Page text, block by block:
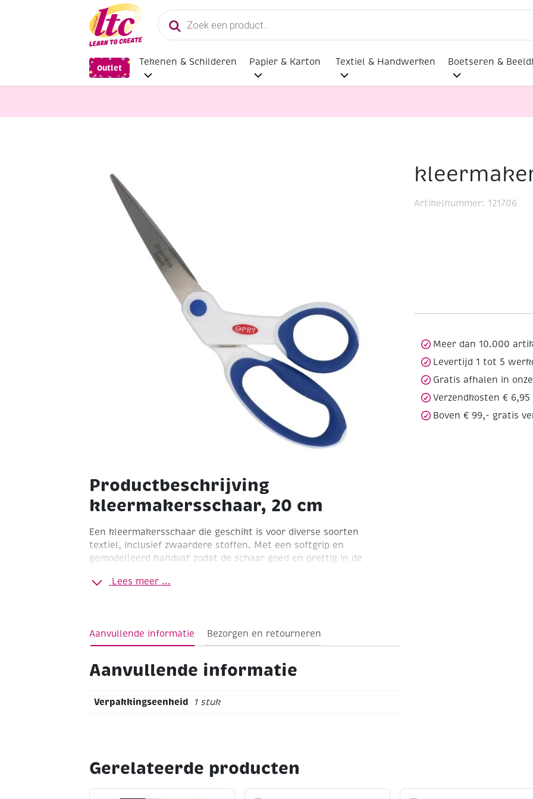
Producten
zoeken
Outlet
Tekenen & Schilderen Papier & Karton Textiel & Handwerken Boetseren &
scharen
Productbeschrijving
kleermakersschaar, 20 cm
Een kleermakersschaar die geschikt is voor diverse soorten
textiel, inclusief zwaardere stoffen. Met een softgrip en
gemodelleerd handvat zodat de schaar goed en prettig in de
Lees meer ...
Artikelnummer: 121706
Meer dan 10.000
Levertijd 1 tot 5
Gratis afhalen in
Verzendkosten € 6,95
Boven € 99,- gratis
Aanvullende informatie Bezorgen en retourneren
Aanvullende informatie
Verpakkingseenheid 1 stuk
Gerelateerde producten